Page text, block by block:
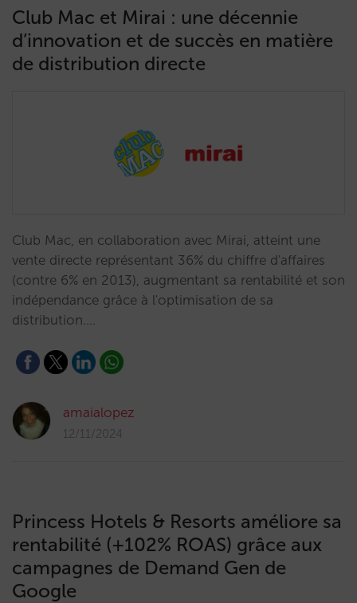
Club Mac et Mirai : une décennie
d’innovation et de succès en matière
de distribution directe
Club Mac, en collaboration avec Mirai, atteint une
vente directe représentant 36% du chiffre d'affaires
(contre 6% en 2013), augmentant sa rentabilité et son
indépendance grâce à l'optimisation de sa
distribution.…
amaialopez
12/11/2024
Princess Hotels & Resorts améliore sa
rentabilité (+102% ROAS) grâce aux
campagnes de Demand Gen de
Google